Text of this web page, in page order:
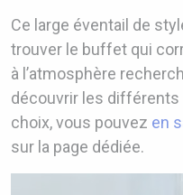
Ce large éventail de
trouver le buffet qui
à l’atmosphère
découvrir les
choix, vous pouvez en
sur la page dédiée.